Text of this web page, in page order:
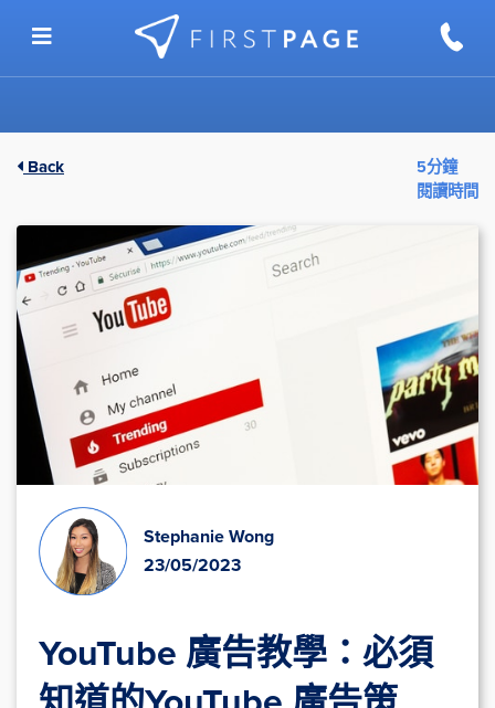
Back
5分鐘
閱讀時間
Stephanie Wong
23/05/2023
YouTube 廣告教學：必須